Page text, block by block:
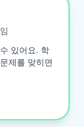
있어요. 학
제를 맞히면